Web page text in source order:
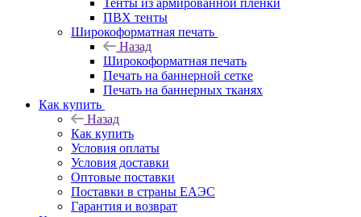
Тенты из армированной пленки
ПВХ тенты
Широкоформатная печать
Назад
Широкоформатная печать
Печать на баннерной сетке
Печать на баннерных тканях
Как купить
Назад
Как купить
Условия оплаты
Условия доставки
Оптовые поставки
Поставки в страны ЕАЭС
Гарантия и возврат